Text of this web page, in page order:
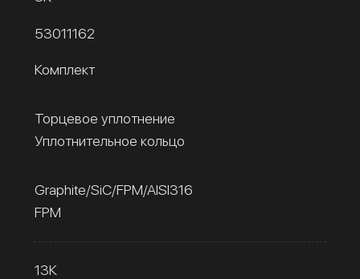
53011162
Комплект
Торцевое уплотнение
Уплотнительное кольцо
Graphite/SiC/FPM/AISI316
FPM
13К